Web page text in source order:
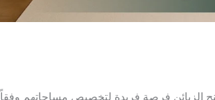
الزبائن فرصة فريدة لتخصيص مساحاتهم وفقاً